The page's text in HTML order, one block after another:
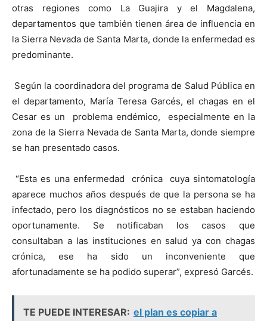
otras regiones como La Guajira y el Magdalena,
departamentos que también tienen área de influencia en
la Sierra Nevada de Santa Marta, donde la enfermedad es
predominante.
Según la coordinadora del programa de Salud Pública en
el departamento, María Teresa Garcés, el chagas en el
Cesar es un problema endémico, especialmente en la
zona de la Sierra Nevada de Santa Marta, donde siempre
se han presentado casos.
“Esta es una enfermedad crónica cuya sintomatología
aparece muchos años después de que la persona se ha
infectado, pero los diagnósticos no se estaban haciendo
oportunamente. Se notificaban los casos que
consultaban a las instituciones en salud ya con chagas
crónica, ese ha sido un inconveniente que
afortunadamente se ha podido superar”, expresó Garcés.
TE PUEDE INTERESAR: el plan es copiar a